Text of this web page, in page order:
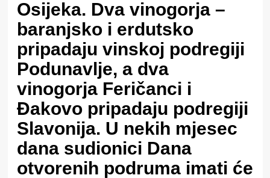
Osijeka. Dva vinogorja –
baranjsko i erdutsko
pripadaju vinskoj podregiji
Podunavlje, a dva
vinogorja Feričanci i
Đakovo pripadaju podregiji
Slavonija. U nekih mjesec
dana sudionici Dana
otvorenih podruma imati će